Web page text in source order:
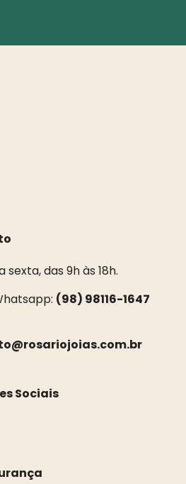
sexta, das 9h às 18h.
(98) 98116-1647
Sociais